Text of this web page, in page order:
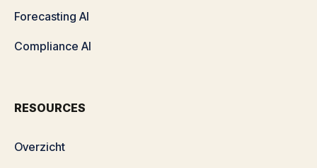
Forecasting AI
Compliance AI
RESOURCES
Overzicht